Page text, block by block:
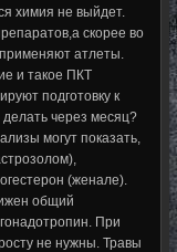
химия не выйдет.
скорее во
атлеты.
и такое ПКТ
подготовку к
через месяц?
могут показать,
(женале).
общий
При
не нужны. Травы